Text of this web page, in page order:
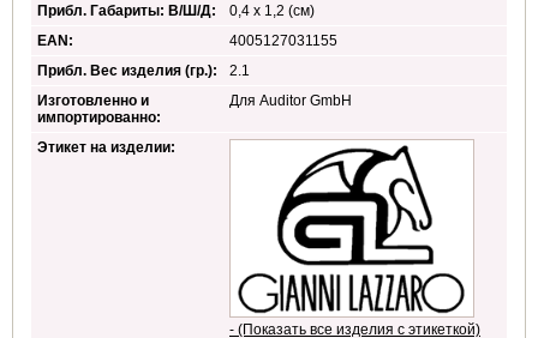
Прибл. Габариты: В/Ш/Д:
0,4 x 1,2 (см)
EAN:
4005127031155
Прибл. Вес изделия (гр.):
2.1
Изготовленно и
импортированно:
Для Auditor GmbH
Этикет на изделии:
- (Показать все изделия с этикеткой)